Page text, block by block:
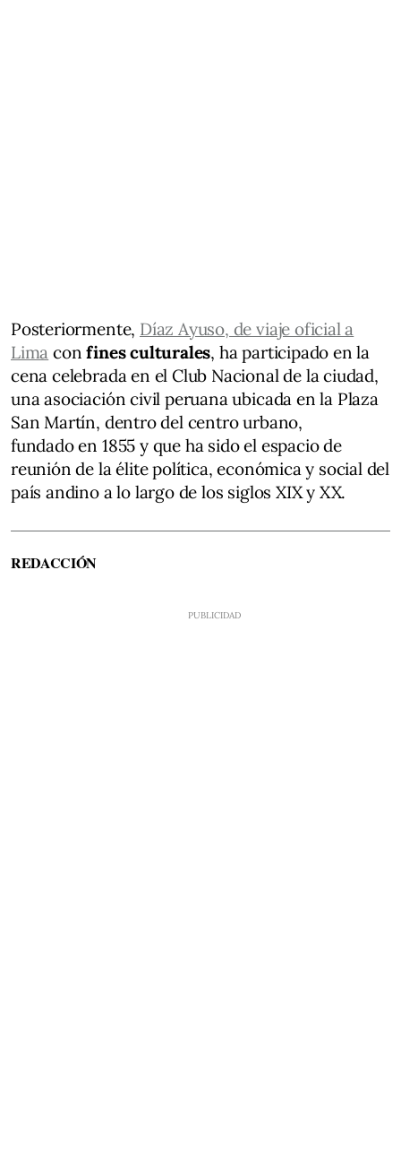
Posteriormente, Díaz Ayuso, de viaje oficial a
Lima confines culturales, ha participado en la
cena celebrada en el Club Nacional de la ciudad,
una asociación civil peruana ubicada en la Plaza
San Martín, dentro del centro urbano,
fundado en 1855 y que ha sido el espacio de
reunión de la élite política, económica y social del
país andino a lo largo de los siglos XIX y XX.
REDACCIÓN